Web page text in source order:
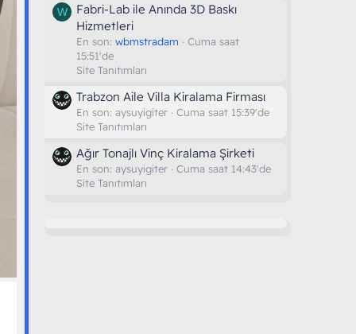
W
Fabri-Lab ile Anında 3D Baskı
Hizmetleri
En son: wbmstradam
Cuma saat
15:51'de
Site Tanıtımları
Trabzon Aile Villa Kiralama Firması
En son: aysuyigiter
Cuma saat 15:39'de
Site Tanıtımları
Ağır Tonajlı Vinç Kiralama Şirketi
En son: aysuyigiter
Cuma saat 14:43'de
Site Tanıtımları